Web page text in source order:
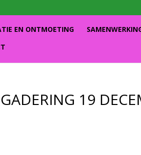
EN ONTMOETING
19